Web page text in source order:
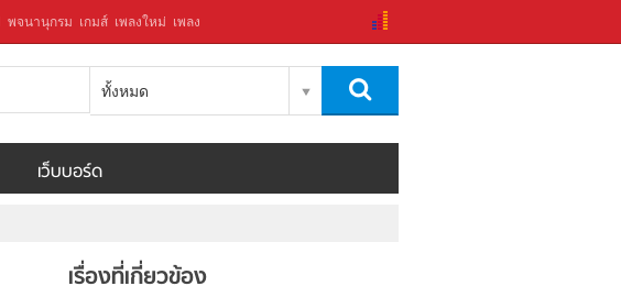
พจนานุกรม เกมส์ เพลงใหม่ เพลง
ทั้งหมด
เว็บบอร์ด
เรื่องที่เกี่ยวข้อง